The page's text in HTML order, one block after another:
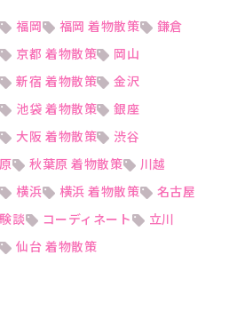
福岡 福岡 着物散策
鎌倉
京都 着物散策
岡山
新宿 着物散策
金沢
池袋 着物散策
銀座
大阪 着物散策
渋谷
秋葉原 着物散策
川越
横浜 横浜 着物散策
名古屋
談 コーディネート
立川
仙台 着物散策